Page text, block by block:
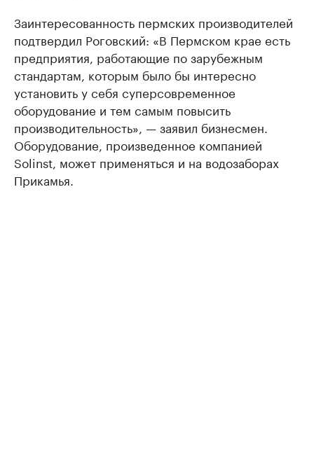
Заинтересованность пермских производителей
подтвердил Роговский: «В Пермском крае есть
предприятия, работающие по зарубежным
стандартам, которым было бы интересно
установить у себя суперсовременное
оборудование и тем самым повысить
производительность», — заявил бизнесмен.
Оборудование, произведенное компанией
Solinst, может применяться и на водозаборах
Прикамья.